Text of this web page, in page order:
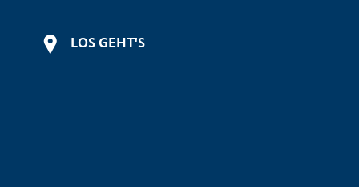
LOS GEHT'S